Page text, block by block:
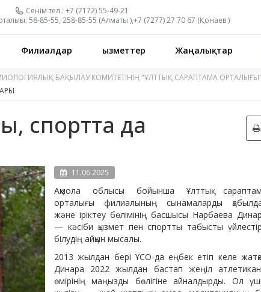
Сенім тел.: +7 (7172) 55-49-21
58-85-55, 258-85-55 (Алматы ),+7 (7277) 27 70 67 (Қонаев)
Филиалдар Қызметтер Жаңалықтар
БАҚЫЛАУ КОМИТЕТІНІҢ "ҰЛТТЫҚ САРАПТАМА
спортта да
11.06.2025
Ақмола облысы бойынша Ұлттық
орталығы филиалының сынамаларды
және іріктеу бөлімінің басшысы Нарбаева
— кәсіби қызмет пен спортты табысты
білудің айқын мысалы.
2013 жылдан бері ҰСО-да еңбек етіп келе
Динара 2022 жылдан бастап жеңіл
өмірінің маңызды бөлігіне айналдырды. Ол